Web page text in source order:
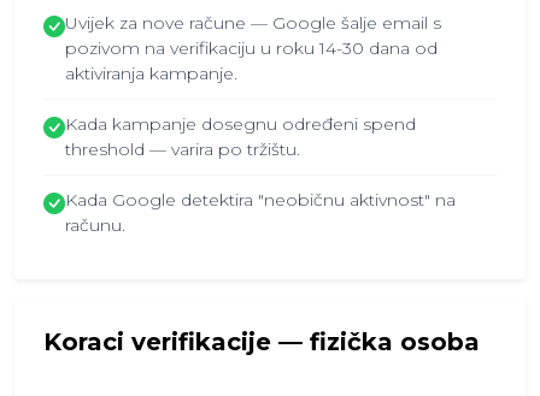
Uvijek za nove račune — Google šalje email s
pozivom na verifikaciju u roku 14-30 dana od
aktiviranja kampanje.
Kada kampanje dosegnu određeni spend
threshold — varira po tržištu.
Kada Google detektira "neobičnu aktivnost" na
računu.
Koraci verifikacije — fizička osoba